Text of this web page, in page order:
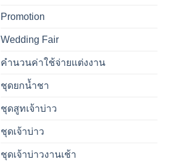
Promotion
Wedding Fair
คำนวนค่าใช้จ่ายแต่งงาน
ชุดยกน้ำชา
ชุดสูทเจ้าบ่าว
ชุดเจ้าบ่าว
ชุดเจ้าบ่าวงานเช้า